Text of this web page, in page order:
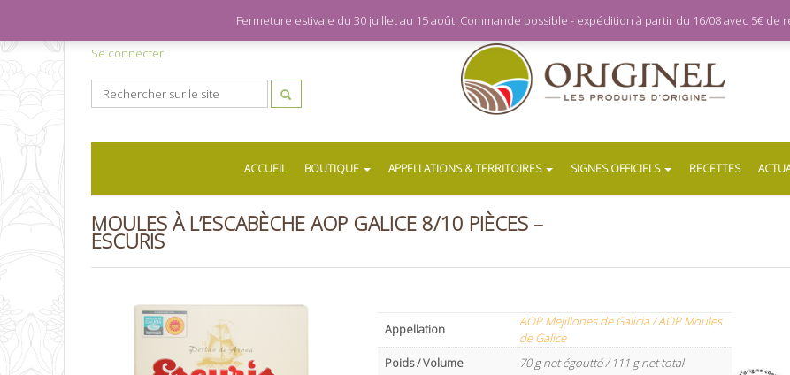
Se connecter
ACCUEIL BOUTIQUE APPELLATIONS & TERRITOIRES SIGNES OFFICIELS RECETTES
MOULES À L’ESCABÈCHE AOP GALICE 8/10 PIÈCES –
ESCURIS
Appellation
AOP Mejillones de Galicia / AOP Moules
de Galice
Poids / Volume
70 g net égoutté / 111 g net total
Fermeture estivale du 30 juillet au 15 août. Commande possible - expédition à partir du 16/08 avec 5€ de